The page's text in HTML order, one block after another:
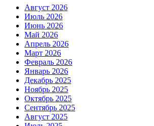
Август 2026
Июль 2026
Июнь 2026
Май 2026
Апрель 2026
Март 2026
Февраль 2026
Январь 2026
Декабрь 2025
Ноябрь 2025
Октябрь 2025
Сентябрь 2025
Август 2025